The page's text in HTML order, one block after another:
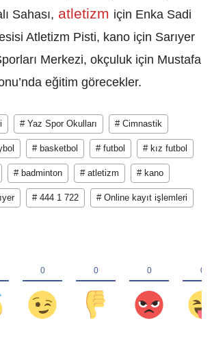
Sahası, atletizm için Enka Sadi
Atletizm Pisti, kano için Sarıyer
Merkezi, okçuluk için Mustafa
eğitim görecekler.
# Yaz Spor Okulları # Cimnastik
# basketbol # futbol # kız futbol
# badminton # atletizm # kano
# 444 1 722 # Online kayıt işlemleri